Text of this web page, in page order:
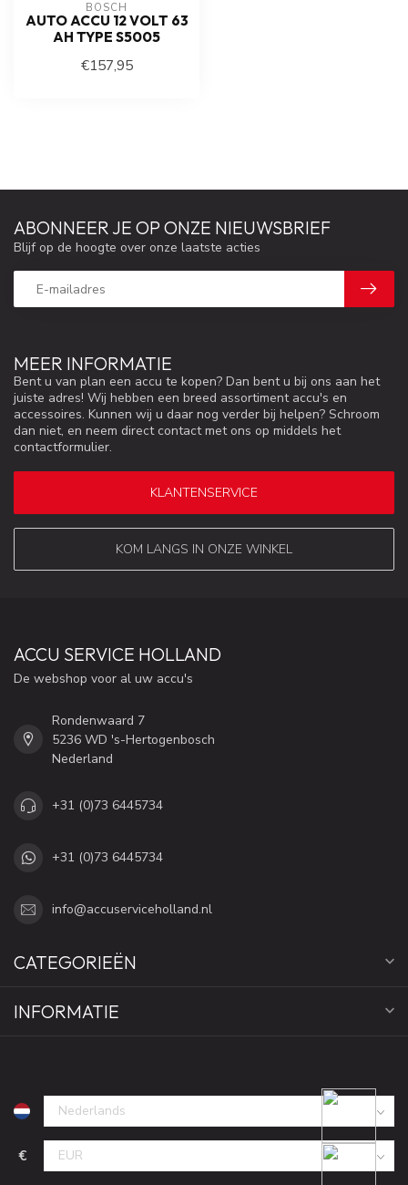
BOSCH
AUTO ACCU 12 VOLT 63
AH TYPE S5005
€157,95
MEER INFORMATIE
Bent u van plan een accu te kopen? Dan bent u bij ons aan het
juiste adres! Wij hebben een breed assortiment accu's en
accessoires. Kunnen wij u daar nog verder bij helpen? Schroom
dan niet, en neem direct contact met ons op middels het
contactformulier.
KLANTENSERVICE
KOM LANGS IN ONZE WINKEL
ABONNEER JE OP ONZE NIEUWSBRIEF
Blijf op de hoogte over onze laatste acties
ACCU SERVICE HOLLAND
De webshop voor al uw accu's
Rondenwaard 7
5236 WD 's-Hertogenbosch
Nederland
+31 (0)73 6445734
+31 (0)73 6445734
info@accuserviceholland.nl
CATEGORIEËN
INFORMATIE
€